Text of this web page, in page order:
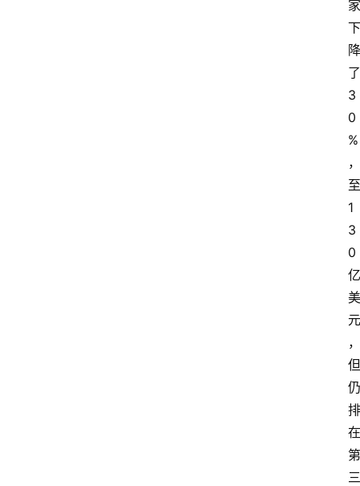
家
下
降
了
3
0
%
，
至
1
3
0
亿
美
元
，
但
仍
排
在
第
三